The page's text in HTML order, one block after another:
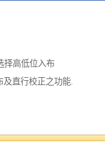
择高低位入布
及直行校正之功能.